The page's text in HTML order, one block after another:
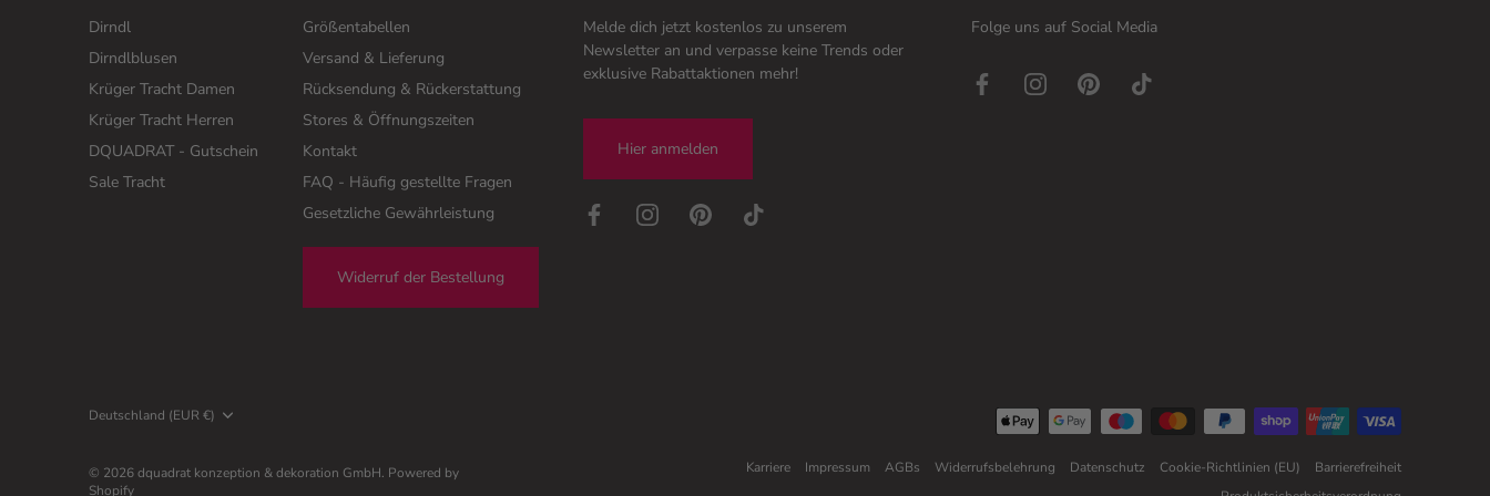
Dirndl
Dirndlblusen
Krüger Tracht Damen
Krüger Tracht Herren
DQUADRAT - Gutschein
Sale Tracht
Größentabellen
Versand & Lieferung
Rücksendung & Rückerstattung
Stores & Öffnungszeiten
Kontakt
FAQ - Häufig gestellte Fragen
Gesetzliche Gewährleistung
Widerruf der Bestellung
Melde dich jetzt kostenlos zu unserem
Newsletter an und verpasse keine Trends oder
exklusive Rabattaktionen mehr!
Hier anmelden
Folge uns auf Social Media
Karriere Impressum AGBs Widerrufsbelehrung Datenschutz Cookie-Richtlinien (EU)
Barrierefreiheit
Währung
Deutschland (EUR €)
© 2026dquadrat konzeption & dekoration GmbH. Powered by
Shopify